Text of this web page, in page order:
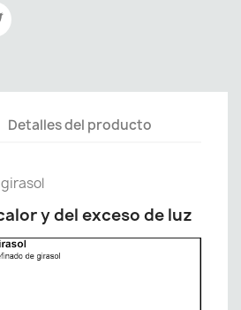
Detalles del producto
y del exceso de luz